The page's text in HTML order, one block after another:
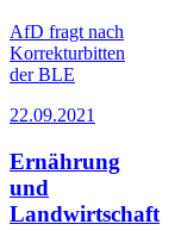
AfD fragt nach
Korrekturbitten
der BLE
22.09.2021
Ernährung
und
Landwirtschaft